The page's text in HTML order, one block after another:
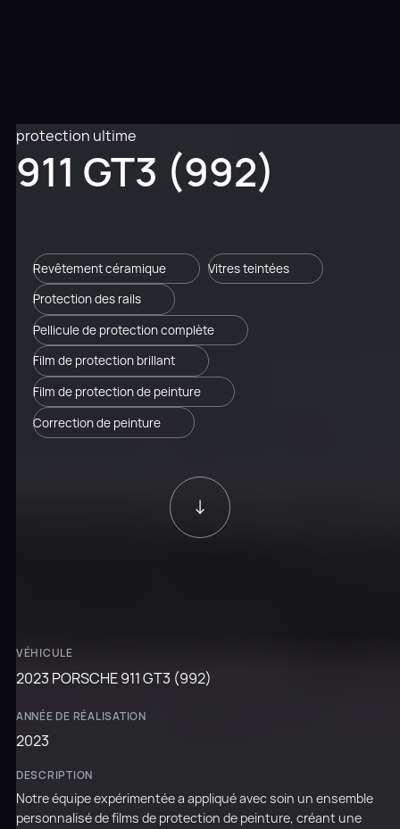
protection ultime
911 GT3 (992)
Revêtement céramique
Vitres teintées
Protection des rails
Pellicule de protection complète
Film de protection brillant
Film de protection de peinture
Correction de peinture
VÉHICULE
2023 PORSCHE 911 GT3 (992)
ANNÉE DE RÉALISATION
2023
DESCRIPTION
Notre équipe expérimentée a appliqué avec soin un ensemble
personnalisé de films de protection de peinture, créant une